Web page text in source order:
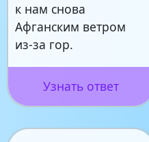
к нам снова
Афганским ветром
из-за гор.
Узнать ответ